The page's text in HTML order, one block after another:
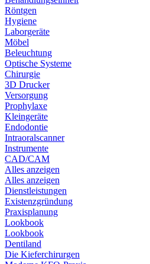
Röntgen
Hygiene
Laborgeräte
Möbel
Beleuchtung
Optische Systeme
Chirurgie
3D Drucker
Versorgung
Prophylaxe
Kleingeräte
Endodontie
Intraoralscanner
Instrumente
CAD/CAM
Alles anzeigen
Alles anzeigen
Dienstleistungen
Existenzgründung
Praxisplanung
Lookbook
Lookbook
Dentiland
Die Kieferchirurgen